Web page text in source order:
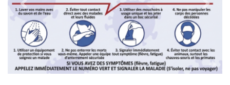
Previous Next